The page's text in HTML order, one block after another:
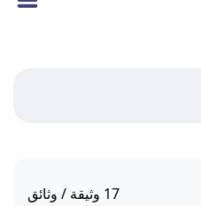
17 وثيقة / وثائق